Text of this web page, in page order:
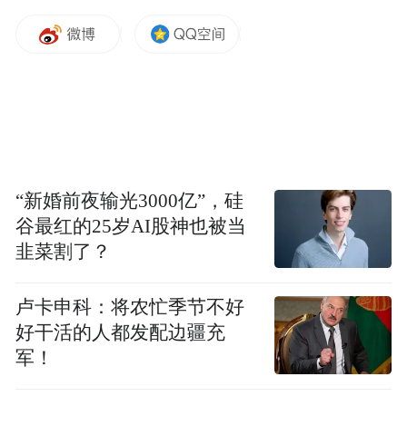
城市 NOA 不依赖高精地图，在用户有效监控
“新婚前夜输光3000亿”，硅
谷最红的25岁AI股神也被当
韭菜割了？
卢卡申科：将农忙季节不好
好干活的人都发配边疆充
军！